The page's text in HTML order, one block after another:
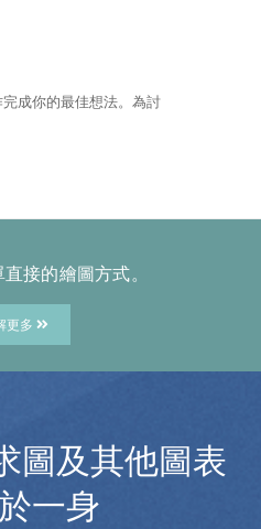
成你的最佳想法。為討
接的繪圖方式。
更多
圖及其他圖表
一身